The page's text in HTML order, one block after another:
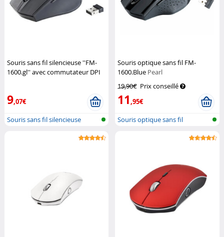
Souris sans fil silencieuse ''FM-
1600.gl'' avec commutateur DPI
9,07€
Souris sans fil silencieuse
Souris optique sans fil FM-
1600.Blue Pearl
19,90€ Prix conseillé
11,95€
Souris optique sans fil